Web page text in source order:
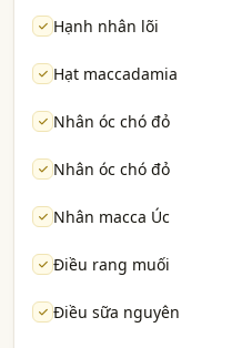
Hạnh nhân lõi
Hạt maccadamia
Nhân óc chó đỏ
Nhân óc chó đỏ
Nhân macca Úc
Điều rang muối
Điều sữa nguyên